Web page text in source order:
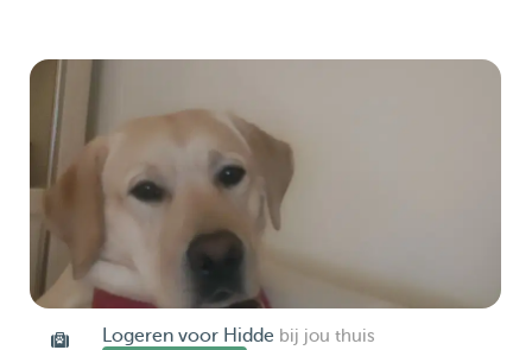
Logeren voor Hidde bij jou thuis